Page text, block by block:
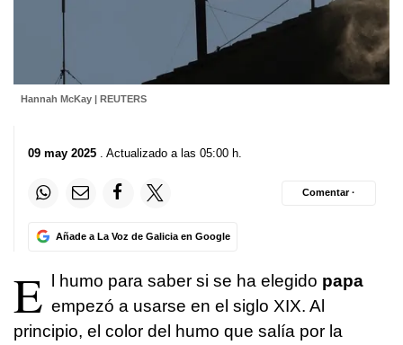
Hannah McKay | REUTERS
09 may 2025 . Actualizado a las 05:00 h.
Añade a La Voz de Galicia en Google
Comentar ·
E l humo para saber si se ha elegido papa
empezó a usarse en el siglo XIX. Al
principio, el color del humo que salía por la